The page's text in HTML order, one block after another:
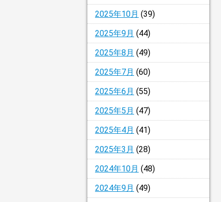
2025年10月 (39)
2025年9月 (44)
2025年8月 (49)
2025年7月 (60)
2025年6月 (55)
2025年5月 (47)
2025年4月 (41)
2025年3月 (28)
2024年10月 (48)
2024年9月 (49)